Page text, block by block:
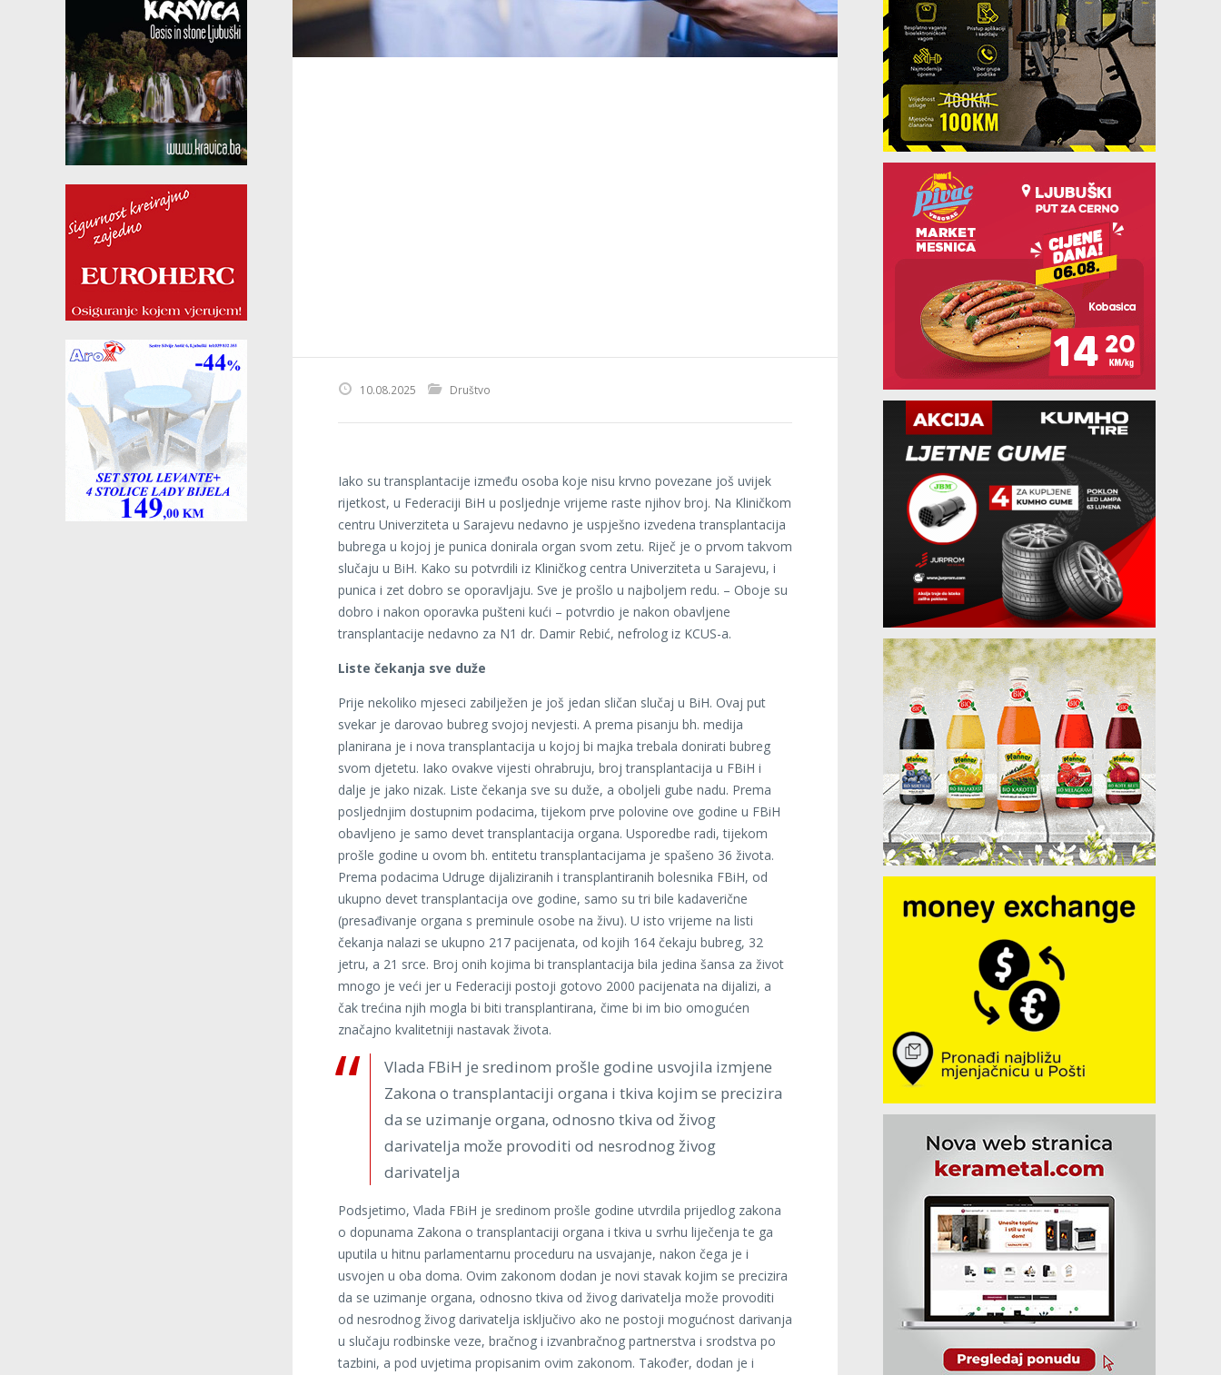
10.08.2025 Društvo
Iako su transplantacije između osoba koje nisu krvno povezane još uvijek
rijetkost, u Federaciji BiH u posljednje vrijeme raste njihov broj. Na Kliničkom
centru Univerziteta u Sarajevu nedavno je uspješno izvedena transplantacija
bubrega u kojoj je punica donirala organ svom zetu. Riječ je o prvom takvom
slučaju u BiH. Kako su potvrdili iz Kliničkog centra Univerziteta u Sarajevu, i
punica i zet dobro se oporavljaju. Sve je prošlo u najboljem redu. – Oboje su
dobro i nakon oporavka pušteni kući – potvrdio je nakon obavljene
transplantacije nedavno za N1 dr. Damir Rebić, nefrolog iz KCUS-a.
Liste čekanja sve duže
Prije nekoliko mjeseci zabilježen je još jedan sličan slučaj u BiH. Ovaj put
svekar je darovao bubreg svojoj nevjesti. A prema pisanju bh. medija
planirana je i nova transplantacija u kojoj bi majka trebala donirati bubreg
svom djetetu. Iako ovakve vijesti ohrabruju, broj transplantacija u FBiH i
dalje je jako nizak. Liste čekanja sve su duže, a oboljeli gube nadu. Prema
posljednjim dostupnim podacima, tijekom prve polovine ove godine u FBiH
obavljeno je samo devet transplantacija organa. Usporedbe radi, tijekom
prošle godine u ovom bh. entitetu transplantacijama je spašeno 36 života.
Prema podacima Udruge dijaliziranih i transplantiranih bolesnika FBiH, od
ukupno devet transplantacija ove godine, samo su tri bile kadaverične
(presađivanje organa s preminule osobe na živu). U isto vrijeme na listi
čekanja nalazi se ukupno 217 pacijenata, od kojih 164 čekaju bubreg, 32
jetru, a 21 srce. Broj onih kojima bi transplantacija bila jedina šansa za život
mnogo je veći jer u Federaciji postoji gotovo 2000 pacijenata na dijalizi, a
čak trećina njih mogla bi biti transplantirana, čime bi im bio omogućen
značajno kvalitetniji nastavak života.
Vlada FBiH je sredinom prošle godine usvojila izmjene
Zakona o transplantaciji organa i tkiva kojim se precizira
da se uzimanje organa, odnosno tkiva od živog
darivatelja može provoditi od nesrodnog živog
darivatelja
Podsjetimo, Vlada FBiH je sredinom prošle godine utvrdila prijedlog zakona
o dopunama Zakona o transplantaciji organa i tkiva u svrhu liječenja te ga
uputila u hitnu parlamentarnu proceduru na usvajanje, nakon čega je i
usvojen u oba doma. Ovim zakonom dodan je novi stavak kojim se precizira
da se uzimanje organa, odnosno tkiva od živog darivatelja može provoditi
od nesrodnog živog darivatelja isključivo ako ne postoji mogućnost darivanja
u slučaju rodbinske veze, bračnog i izvanbračnog partnerstva i srodstva po
tazbini, a pod uvjetima propisanim ovim zakonom. Također, dodan je i